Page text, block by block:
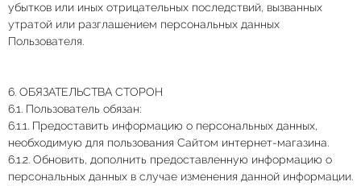
убытков или иных отрицательных последствий, вызванных
утратой или разглашением персональных данных
Пользователя.
6. ОБЯЗАТЕЛЬСТВА СТОРОН
6.1. Пользователь обязан:
6.1.1. Предоставить информацию о персональных данных,
необходимую для пользования Сайтом интернет-магазина.
6.1.2. Обновить, дополнить предоставленную информацию о
персональных данных в случае изменения данной информации.